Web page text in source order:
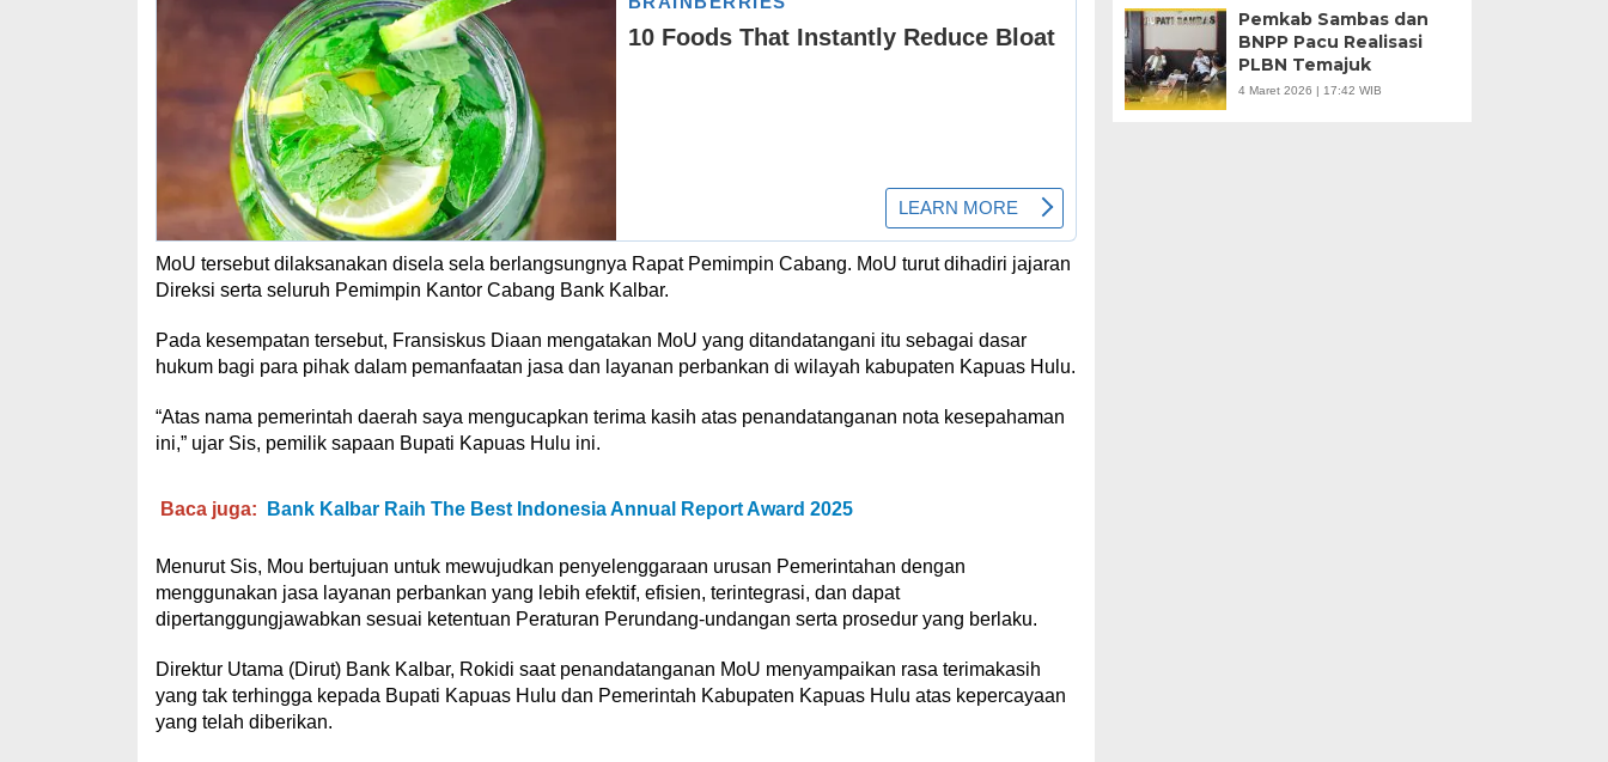
MoU tersebut dilaksanakan disela sela berlangsungnya Rapat Pemimpin Cabang. MoU turut dihadiri jajaran
Direksi serta seluruh Pemimpin Kantor Cabang Bank Kalbar.
Pada kesempatan tersebut, Fransiskus Diaan mengatakan MoU yang ditandatangani itu sebagai dasar
hukum bagi para pihak dalam pemanfaatan jasa dan layanan perbankan di wilayah kabupaten Kapuas Hulu.
“Atas nama pemerintah daerah saya mengucapkan terima kasih atas penandatanganan nota kesepahaman
ini,” ujar Sis, pemilik sapaan Bupati Kapuas Hulu ini.
Baca juga: Bank Kalbar Raih The Best Indonesia Annual Report Award 2025
Menurut Sis, Mou bertujuan untuk mewujudkan penyelenggaraan urusan Pemerintahan dengan
menggunakan jasa layanan perbankan yang lebih efektif, efisien, terintegrasi, dan dapat
dipertanggungjawabkan sesuai ketentuan Peraturan Perundang-undangan serta prosedur yang berlaku.
Direktur Utama (Dirut) Bank Kalbar, Rokidi saat penandatanganan MoU menyampaikan rasa terimakasih
yang tak terhingga kepada Bupati Kapuas Hulu dan Pemerintah Kabupaten Kapuas Hulu atas kepercayaan
yang telah diberikan.
Pemkab Sambas dan
BNPP Pacu Realisasi
PLBN Temajuk
4 Maret 2026 | 17:42 WIB